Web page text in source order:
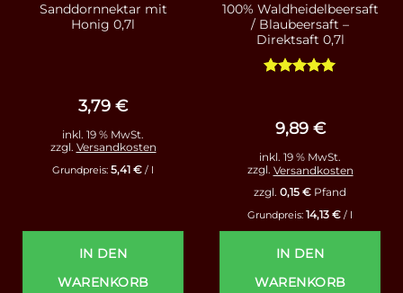
Sanddornnektar mit
Honig 0,7l
3,79 €
inkl. 19 % MwSt.
zzgl. Versandkosten
Grundpreis: 5,41 € / l
IN DEN
WARENKORB
100% Waldheidelbeersaft
/ Blaubeersaft –
Direktsaft 0,7l
9,89 €
inkl. 19 % MwSt.
zzgl. Versandkosten
zzgl. 0,15 € Pfand
Grundpreis: 14,13 € / l
IN DEN
WARENKORB